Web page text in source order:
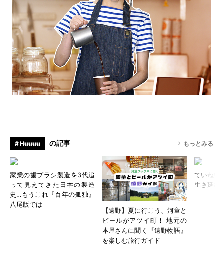
# Huuuu の記事 もっとみる
家業の歯ブラシ製造を3代追
って見えてきた日本の製造
史…もうこれ『百年の孤独』
八尾版では
【遠野】夏に行こう、河童と
ビールがアツイ町！ 地元の
本屋さんに聞く『遠野物語』
を楽しむ旅行ガイド
ていねい
生き延び